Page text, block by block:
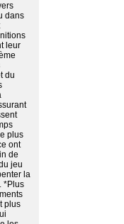
dans
leur
du
plus
ont
de
jeu
la
*Plus
plus